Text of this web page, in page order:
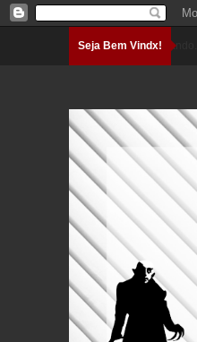
Seja Bem Vindx!Carregando...